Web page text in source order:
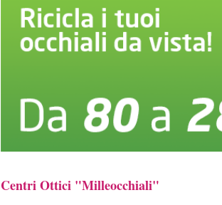
Centri Ottici "Milleocchiali"